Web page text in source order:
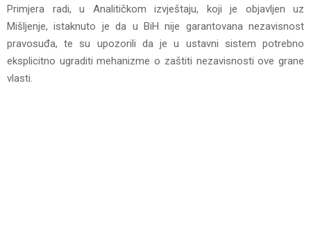
Primjera radi, u Analitičkom izvještaju, koji je objavljen uz
Mišljenje, istaknuto je da u BiH nije garantovana nezavisnost
pravosuđa, te su upozorili da je u ustavni sistem potrebno
eksplicitno ugraditi mehanizme o zaštiti nezavisnosti ove grane
vlasti.